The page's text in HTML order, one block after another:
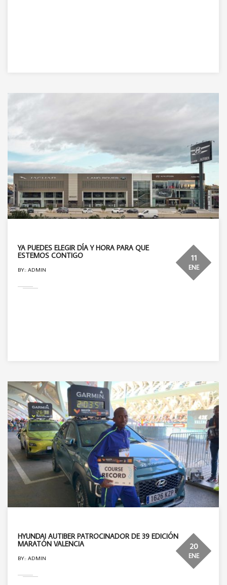
YA PUEDES ELEGIR DÍA Y HORA PARA QUE
ESTEMOS CONTIGO
BY:: ADMIN
11
ENE
HYUNDAI AUTIBER PATROCINADOR DE 39 EDICIÓN
MARATÓN VALENCIA
BY:: ADMIN
20
ENE